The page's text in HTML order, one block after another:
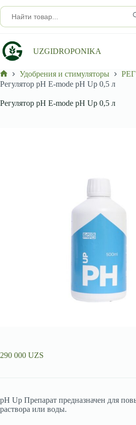
к
сути
UZGIDROPONIKA
Главная
Удобрения и стимуляторы
Регулятор pH E-mode pH Up 0,5 л
Регулятор pH E-mode pH Up 0,5 л
290 000 UZS
pH Up Препарат предназначен для
раствора или воды.